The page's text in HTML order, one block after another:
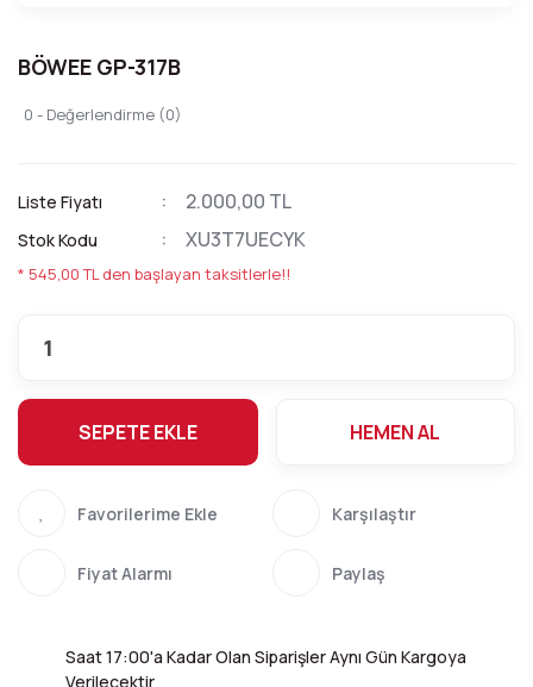
BÖWEE GP-317B
0 - Değerlendirme (0)
Liste Fiyatı 2.000,00 TL
Stok Kodu XU3T7UECYK
* 545,00 TL den başlayan taksitlerle!!
SEPETE EKLE HEMEN AL
Karşılaştır
Fiyat Alarmı Paylaş
Saat 17:00'a Kadar Olan Siparişler Aynı Gün Kargoya
Verilecektir